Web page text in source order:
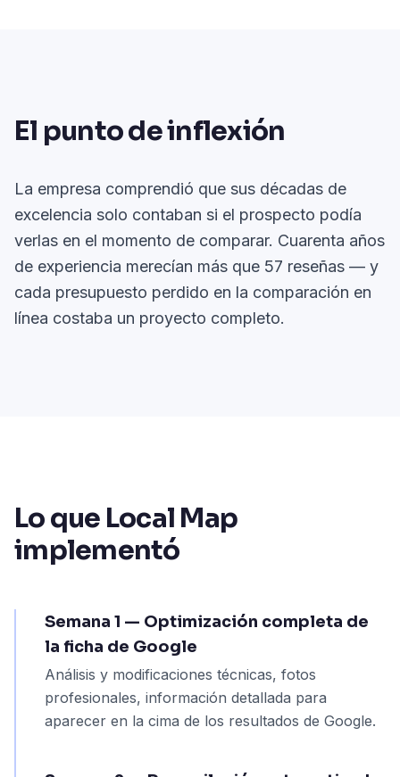
El punto de inflexión
La empresa comprendió que sus décadas de
excelencia solo contaban si el prospecto podía
verlas en el momento de comparar. Cuarenta años
de experiencia merecían más que 57 reseñas — y
cada presupuesto perdido en la comparación en
línea costaba un proyecto completo.
Lo que Local Map
implementó
Semana 1 — Optimización completa de
la ficha de Google
Análisis y modificaciones técnicas, fotos
profesionales, información detallada para
aparecer en la cima de los resultados de Google.